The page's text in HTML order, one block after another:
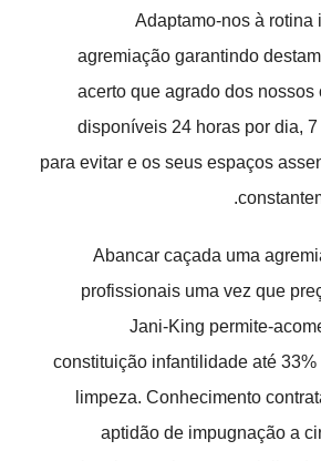
Adaptamo-nos à rotina
agremiação garantindo
acerto que agrado dos nossos
disponíveis 24 horas por dia,
para evitar e os seus espaços
Abancar caçada uma
profissionais uma vez que
Jani-King permite-
constituição infantilidade até 33%
limpeza. Conhecimento
aptidão de impugnação a